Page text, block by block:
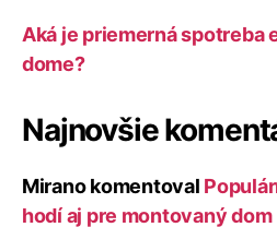
Aká je priemerná spotreba
dome?
Najnovšie
Miranokomentoval
hodí aj pre montovaný dom